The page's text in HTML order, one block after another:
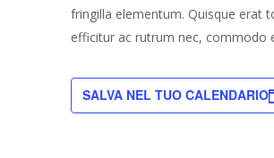
fringilla elementum. Quisque erat
efficitur ac rutrum nec, commodo
SALVA NEL TUO CALENDARIO